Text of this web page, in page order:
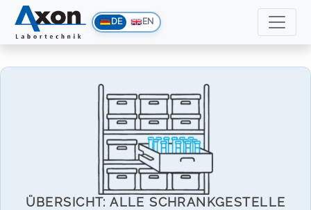
DE EN
ÜBERSICHT: ALLE SCHRANKGESTELLE